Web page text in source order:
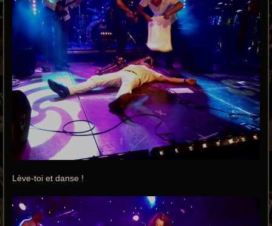
Lève-toi et danse !